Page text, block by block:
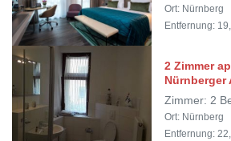
Ort: Nürnberg
Entfernung:
2 Zimmer
Nürnberger
Zimmer: 2
Ort: Nürnberg
Entfernung: